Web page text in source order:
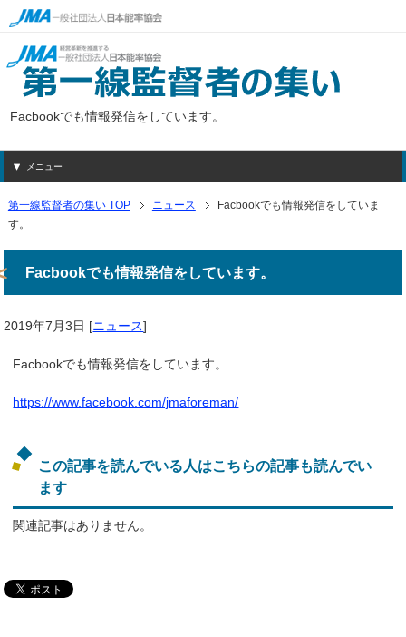
Facbookでも情報発信をしています。
メニュー
第一線監督者の集い TOP ニュース
Facbookでも情報発信をしていま
す。
Facbookでも情報発信をしています。
2019年7月3日 [ニュース]
Facbookでも情報発信をしています。
https://www.facebook.com/jmaforeman/
この記事を読んでいる人はこちらの記事も読んでい
ます
関連記事はありません。